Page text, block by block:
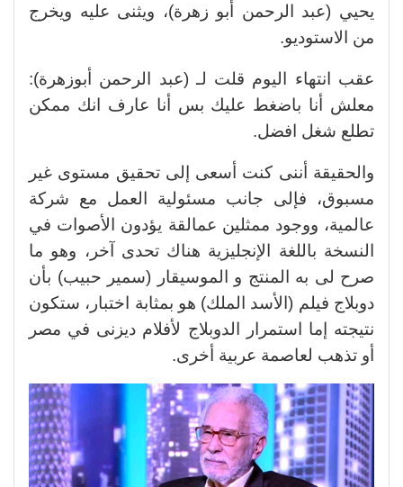
يحيي (عبد الرحمن أبو زهرة)، ويثنى عليه ويخرج
من الاستوديو.
عقب انتهاء اليوم قلت لـ (عبد الرحمن أبوزهرة):
معلش أنا باضغط عليك بس أنا عارف انك ممكن
تطلع شغل افضل.
والحقيقة أننى كنت أسعى إلى تحقيق مستوى غير
مسبوق، فإلى جانب مسئولية العمل مع شركة
عالمية، ووجود ممثلين عمالقة يؤدون الأصوات في
النسخة باللغة الإنجليزية هناك تحدى آخر، وهو ما
صرح لى به المنتج و الموسيقار (سمير حبيب) بأن
دوبلاج فيلم (الأسد الملك) هو بمثابة اختبار، ستكون
نتيجته إما استمرار الدوبلاج لأفلام ديزنى في مصر
أو تذهب لعاصمة عربية أخرى.